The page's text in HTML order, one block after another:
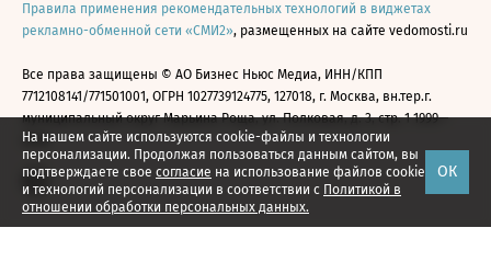
На нашем сайте используются cookie-файлы и технологии
персонализации. Продолжая пользоваться данным сайтом, вы
подтверждаете свое согласие на использование файлов cookie
и технологий персонализации в соответствии с Политикой в
отношении обработки персональных данных.
ОК
Правила применения рекомендательных технологий в виджетах
рекламно-обменной сети «СМИ2», размещенных на сайте vedomosti.ru
Все права защищены © АО Бизнес Ньюс Медиа, ИНН/КПП
7712108141/771501001, ОГРН 1027739124775, 127018, г. Москва, вн.тер.г.
муниципальный округ Марьина Роща, ул. Полковая, д. 3, стр. 1 1999—
2026